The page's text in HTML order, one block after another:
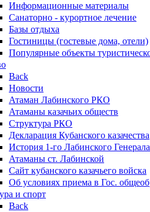
Информационные материалы
Санаторно - курортное лечение
Базы отдыха
Гостиницы (гостевые дома, отели)
Популярные объекты
Back
Новости
Атаман Лабинского РКО
Атаманы казачьих обществ
Структура РКО
Декларация Кубанского казачества
История 1-го Лабинского
Атаманы ст. Лабинской
Cайт кубанского казачьего войска
Об условиях приема в Гос.
и спорт
Back